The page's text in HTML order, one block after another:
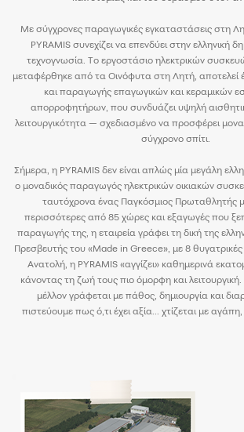
Με σύγχρονες παραγωγικές εγκαταστάσεις στη
PYRAMIS συνεχίζει να επενδύει στην ελληνική
τεχνογνωσία. Το εργοστάσιο ηλεκτρικών
μεταφέρθηκε από τα Οινόφυτα στη Λητή, αποτελεί
και παραγωγής επαγωγικών και κεραμικών
απορροφητήρων, που συνδυάζει υψηλή
λειτουργικότητα — σχεδιασμένο να προσφέρει
σύγχρονο σπίτι.
Σήμερα, η PYRAMIS δεν είναι απλώς μία μεγάλη
ο μοναδικός παραγωγός ηλεκτρικών οικιακών
ταυτόχρονα ένας Παγκόσμιος Πρωταθλητής
περισσότερες από 85 χώρες και εξαγωγές που
παραγωγής της, η εταιρεία γράφει τη δική της
Πρεσβευτής του «Made in Greece», με 8
Ανατολή, η PYRAMIS «αγγίζει» καθημερινά
κάνοντας τη ζωή τους πιο όμορφη και λειτουργική.
μέλλον γράφεται με πάθος, δημιουργία και
πιστεύουμε πως ό,τι έχει αξία... χτίζεται με